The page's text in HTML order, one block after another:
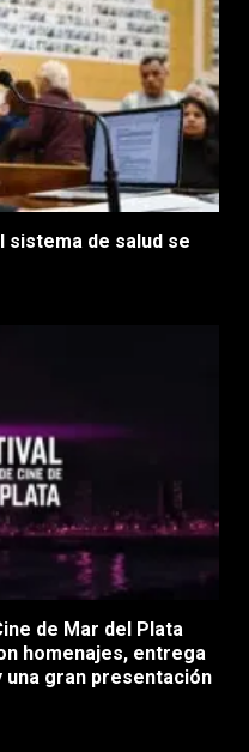
sistema de salud se
de Mar del Plata
homenajes, entrega
gran presentación